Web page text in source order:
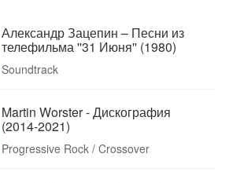
Александр Зацепин ‎– Песни из
телефильма ''31 Июня'' (1980)
Soundtrack
Martin Worster - Дискография
(2014-2021)
Progressive Rock / Crossover